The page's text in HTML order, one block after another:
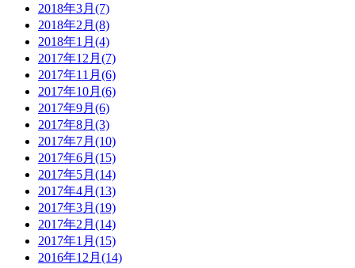
2018年3月(7)
2018年2月(8)
2018年1月(4)
2017年12月(7)
2017年11月(6)
2017年10月(6)
2017年9月(6)
2017年8月(3)
2017年7月(10)
2017年6月(15)
2017年5月(14)
2017年4月(13)
2017年3月(19)
2017年2月(14)
2017年1月(15)
2016年12月(14)